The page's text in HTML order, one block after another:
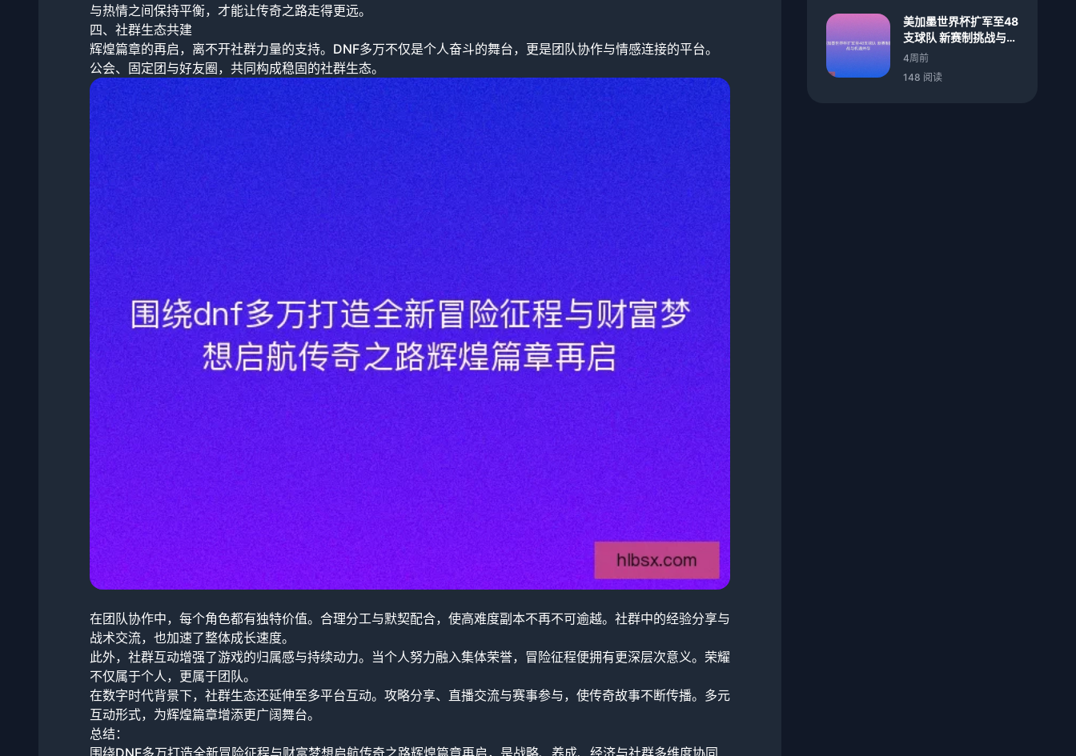
与热情之间保持平衡，才能让传奇之路走得更远。
四、社群生态共建
辉煌篇章的再启，离不开社群力量的支持。DNF多万不仅是个人奋斗的舞台，更是团队协作与情感连接的平台。
公会、固定团与好友圈，共同构成稳固的社群生态。
在团队协作中，每个角色都有独特价值。合理分工与默契配合，使高难度副本不再不可逾越。社群中的经验分享与
战术交流，也加速了整体成长速度。
此外，社群互动增强了游戏的归属感与持续动力。当个人努力融入集体荣誉，冒险征程便拥有更深层次意义。荣耀
不仅属于个人，更属于团队。
在数字时代背景下，社群生态还延伸至多平台互动。攻略分享、直播交流与赛事参与，使传奇故事不断传播。多元
互动形式，为辉煌篇章增添更广阔舞台。
总结：
围绕DNF多万打造全新冒险征程与财富梦想启航传奇之路辉煌篇章再启，是战略、养成、经济与社群多维度协同
美加墨世界杯扩军至48
支球队 新赛制挑战与机
遇并存
4周前
148 阅读